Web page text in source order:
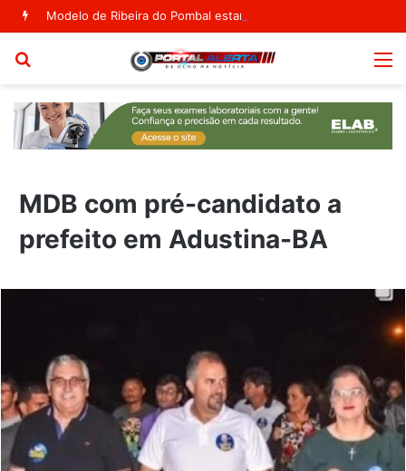
MDB com pré-candidato a
prefeito em Adustina-BA